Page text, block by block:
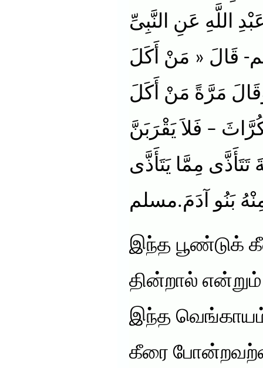
اللَّهِ عَنِ النَّبِىِّ
قَالَ « مَنْ أَكَلَ
مَرَّةً مَنْ أَكَلَ
– فَلاَ يَقْرَبَنَّ
تَتَأَذَّى مِمَّا يَتَأَذَّى
بَنُو آدَمَ.مسلم
இந்த பூண்டுக்
தின்றால்
இந்த
கீரை